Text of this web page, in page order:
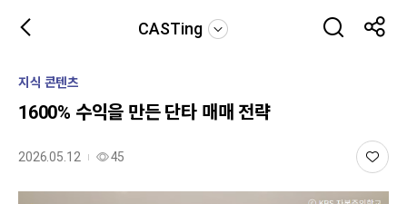
CASTing
지식 콘텐츠
1600% 수익을 만든 단타 매매 전략
2026.05.12 45